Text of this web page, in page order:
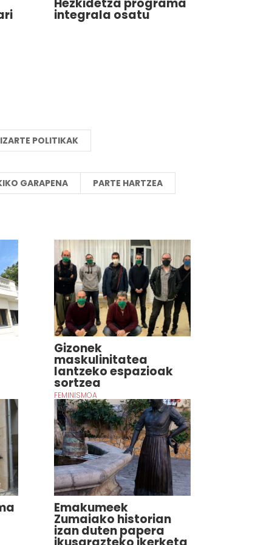
Hezkidetza programa
integrala osatu
POLITIKAK
GARAPENA PARTE HARTZEA
Gizonek
maskulinitatea
lantzeko espazioak
sortzea
FEMINISMOA
Emakumeek
Zumaiako historian
izan duten papera